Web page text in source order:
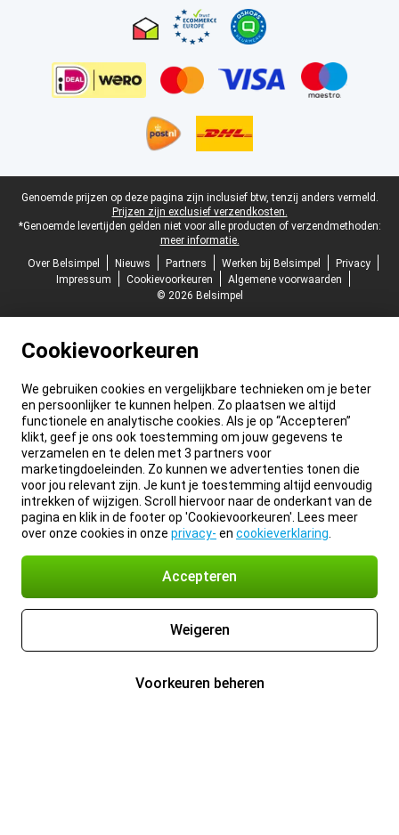
Juridische voettekst
Genoemde prijzen op deze pagina zijn inclusief btw, tenzij anders vermeld.
Prijzen zijn exclusief verzendkosten.
*Genoemde levertijden gelden niet voor alle producten of verzendmethoden:
meer informatie.
Over Belsimpel
Nieuws Partners Werken bij Belsimpel
Privacy
Impressum
Cookievoorkeuren
Algemene voorwaarden
© 2026 Belsimpel
Cookievoorkeuren
We gebruiken cookies en vergelijkbare technieken om je beter
en persoonlijker te kunnen helpen. Zo plaatsen we altijd
functionele en analytische cookies. Als je op “Accepteren”
klikt, geef je ons ook toestemming om jouw gegevens te
verzamelen en te delen met 3 partners voor
marketingdoeleinden. Zo kunnen we advertenties tonen die
voor jou relevant zijn. Je kunt je toestemming altijd eenvoudig
intrekken of wijzigen. Scroll hiervoor naar de onderkant van de
pagina en klik in de footer op 'Cookievoorkeuren'. Lees meer
over onze cookies in onze privacy- en cookieverklaring
Accepteren
Weigeren
Voorkeuren beheren